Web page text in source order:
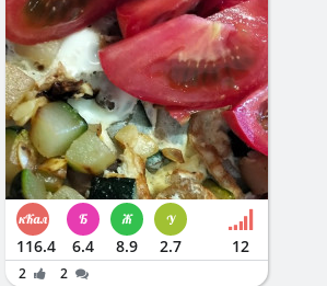
116.4 6.4 8.9 2.7 12
2 2